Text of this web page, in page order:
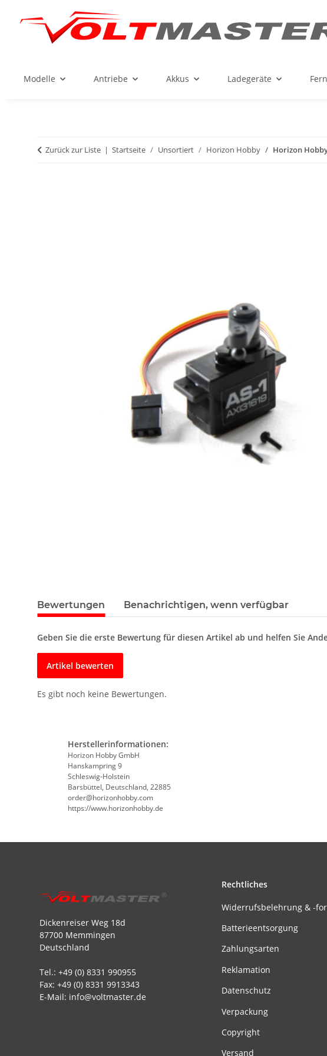
Modelle Antriebe Akkus Ladegeräte
Zurück zur Liste Startseite Unsortiert Horizon Hobby Horizon
Bewertungen Benachrichtigen, wenn verfügbar
Geben Sie die erste Bewertung für diesen Artikel ab und helfen Sie
Artikel bewerten
Es gibt noch keine Bewertungen.
Herstellerinformationen:
Horizon Hobby GmbH
Hanskampring 9
Schleswig-Holstein
Barsbüttel, Deutschland, 22885
order@horizonhobby.com
https://www.horizonhobby.de
Dickenreiser Weg 18d
87700 Memmingen
Deutschland
Tel.: +49 (0) 8331 990955
Fax: +49 (0) 8331 9913343
E-Mail: info@voltmaster.de
Rechtliches
Widerrufsbelehrung & -
Batterieentsorgung
Zahlungsarten
Reklamation
Datenschutz
Verpackung
Copyright
Versand